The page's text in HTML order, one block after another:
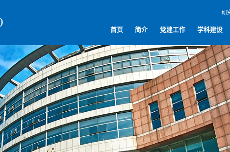
研
首页 简介 党建工作 学科建设